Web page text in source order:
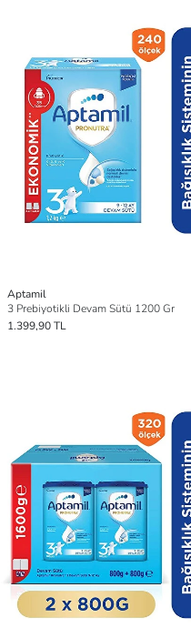
Aptamil
3 Prebiyotikli Devam Sütü 1200 Gr
1.399,90 TL